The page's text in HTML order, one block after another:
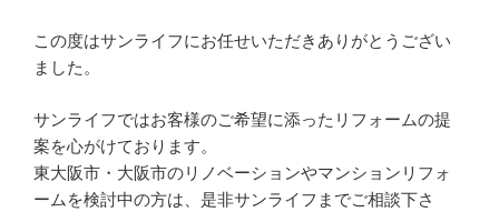
この度はサンライフにお任せいただきありがとうござい
ました。
サンライフではお客様のご希望に添ったリフォームの提
案を心がけております。
東大阪市・大阪市のリノベーションやマンションリフォ
ームを検討中の方は、是非サンライフまでご相談下さ